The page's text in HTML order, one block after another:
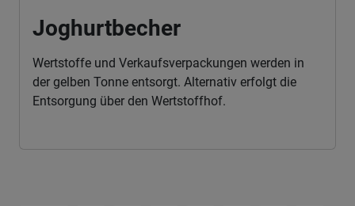
Joghurtbecher
Wertstoffe und Verkaufsverpackungen werden in
der gelben Tonne entsorgt. Alternativ erfolgt die
Entsorgung über den Wertstoffhof.